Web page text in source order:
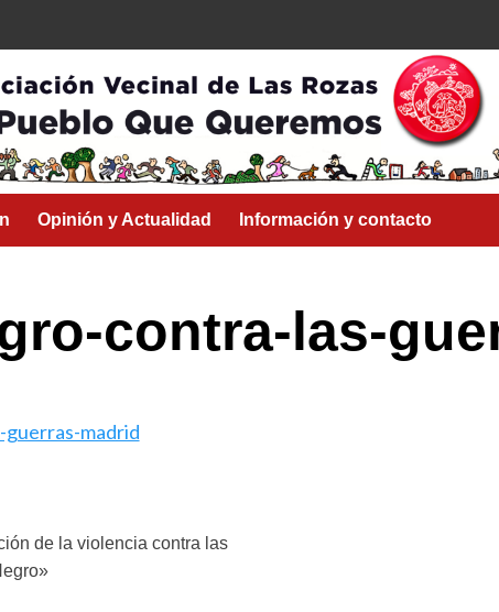
Opinión y Actualidad Información y contacto
contra-las-
de la violencia contra las